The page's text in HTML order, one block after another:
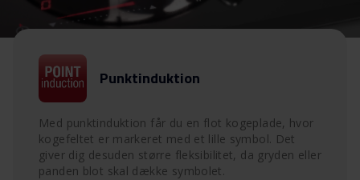
Punktinduktion
Med punktinduktion får du en flot kogeplade, hvor
kogefeltet er markeret med et lille symbol. Det
giver dig desuden større fleksibilitet, da gryden eller
panden blot skal dække symbolet.